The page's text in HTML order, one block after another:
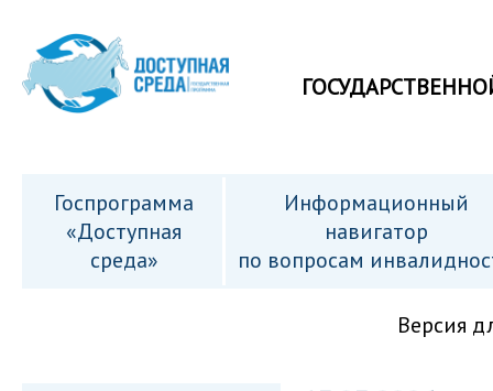
Госпрограмма
«Доступная
среда»
Информационный
навигатор
по вопросам
Версия